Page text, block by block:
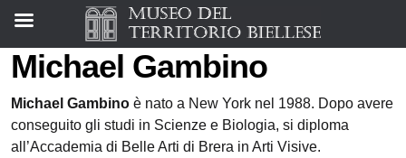
Michael Gambino
Michael Gambino è nato a New York nel 1988. Dopo avere
conseguito gli studi in Scienze e Biologia, si diploma
all’Accademia di Belle Arti di Brera in Arti Visive.